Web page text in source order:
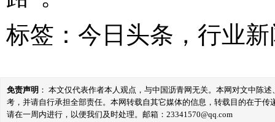
标签： 今日头条 ， 行业新
免责声明 ： 本文仅代表作者本人观点，与中国沥青网无关。本网对文中陈
考，并请自行承担全部责任。本网转载自其它媒体的信息，转载目的在于
请在一周内进行，以便我们及时处理。邮箱：23341570@qq.com